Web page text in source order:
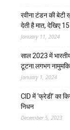
रवीना टंडन की बेटी
देती है मात, देखिए
January 11, 2024
साल 2023 में
टूटना लगभग
January 1, 2024
CID में ‘फ्रेडी’ का
निधन
December 5, 2023